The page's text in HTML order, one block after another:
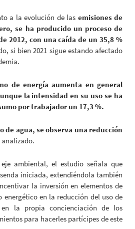
a la evolución de las emisiones de
se ha producido un proceso de
2012, con una caída de un 35,8 %
si bien 2021 sigue estando afectado
de energía aumenta en general
la intensidad en su uso se ha
por trabajador un 17,3 %.
de agua, se observa una reducción
analizado.
ambiental, el estudio señala que
iniciada, extendiéndola también
la inversión en elementos de
en la reducción del uso de
la propia concienciación de los
para hacerles partícipes de este